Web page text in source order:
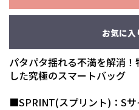
お気に入
パタパタ揺れる不満を解消
した究極のスマートバッグ
■SPRINT(スプリント)：Sサ